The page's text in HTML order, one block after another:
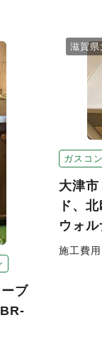
ブ
ガスコ
滋賀県
大津
ド、
ウォ
施工費用